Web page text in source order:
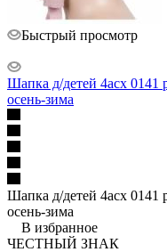
Быстрый просмотр
Шапка д/детей 4асх 0141
осень-зима
Шапка д/детей 4асх 0141
осень-зима
В избранное
ЧЕСТНЫЙ ЗНАК